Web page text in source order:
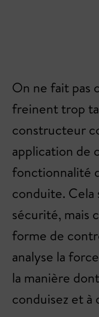
On ne fait pas
freinent trop
constructeur
application de
fonctionnalité
conduite. Cela
sécurité, mais
forme de
analyse la
la manière
conduisez et